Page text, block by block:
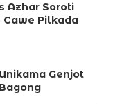
Azhar Soroti
Cawe Pilkada
Genjot